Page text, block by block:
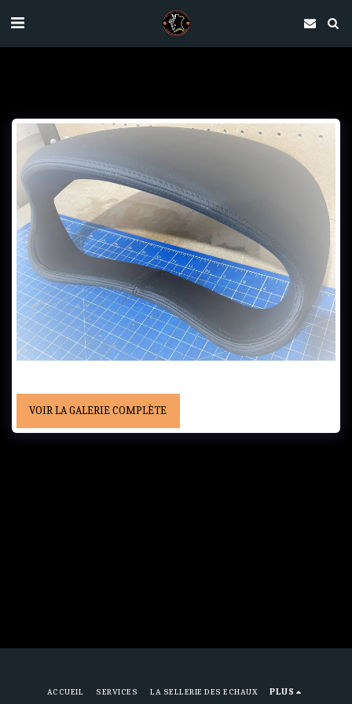
VOIR LA GALERIE COMPLÈTE
ACCUEIL SERVICES LA SELLERIE DES ECHAUX PLUS